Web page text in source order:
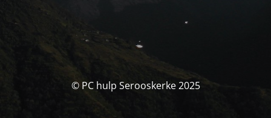
© PC hulp Serooskerke 2025